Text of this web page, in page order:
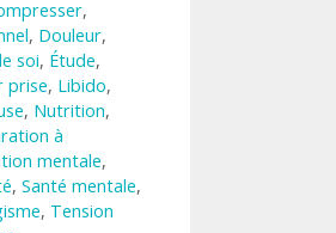
,
, Douleur,
soi, Étude,
prise, Libido,
, Nutrition,
à
mentale,
, Santé mentale,
, Tension